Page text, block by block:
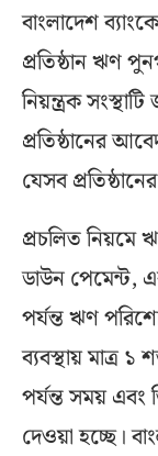
বাংলাদেশ
প্রতিষ্ঠান ঋণ
নিয়ন্ত্রক
প্রতিষ্ঠানের
যেসব
প্রচলিত নিয়মে
ডাউন পেমেন্ট,
পর্যন্ত ঋণ
ব্যবস্থায় মাত্র
পর্যন্ত সময় এবং
দেওয়া হচ্ছে।